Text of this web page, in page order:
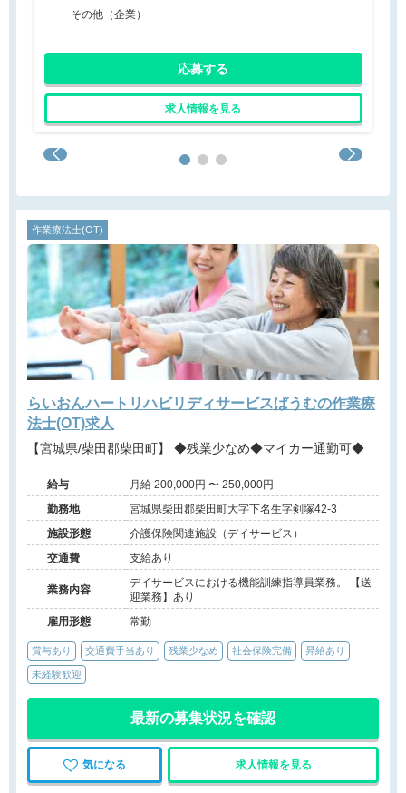
その他（企業）
応募する
求人情報を見る
作業療法士(OT)
らいおんハートリハビリディサービスばうむの作業療
法士(OT)求人
【宮城県/柴田郡柴田町】 ◆残業少なめ◆マイカー通勤可◆
給与
月給 200,000円 〜 250,000円
勤務地
宮城県柴田郡柴田町大字下名生字剣塚42-3
施設形態
介護保険関連施設（デイサービス）
交通費
支給あり
業務内容
デイサービスにおける機能訓練指導員業務。 【送
迎業務】あり
雇用形態
常勤
賞与あり 交通費手当あり 残業少なめ 社会保険完備 昇給あり
未経験歓迎
最新の募集状況を確認
気になる 求人情報を見る